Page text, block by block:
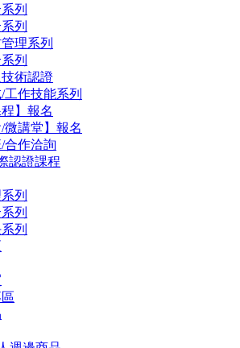
列
列
理系列
列
術認證
工作技能系列
程】報名
/微講堂】報名
合作洽詢
認證課程
列
列
列